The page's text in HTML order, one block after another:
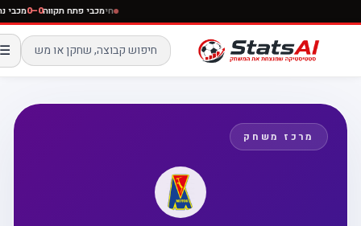
חימכבי פתח תקווה0–0
☰
מרכז משחק